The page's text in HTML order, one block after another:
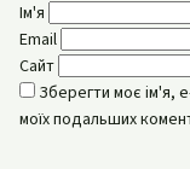
Ім'я
Email
Сайт
Зберегти моє ім'я,
моїх подальших